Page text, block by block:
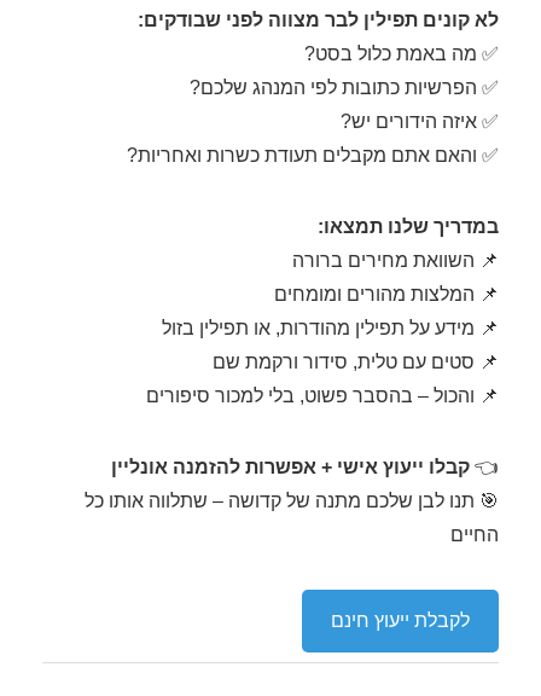
לא קונים תפילין לבר מצווה לפני שבודקים:
✅ מה באמת כלול בסט?
✅ הפרשיות כתובות לפי המנהג שלכם?
✅ איזה הידורים יש?
✅ והאם אתם מקבלים תעודת כשרות ואחריות?
במדריך שלנו תמצאו:
📌 השוואת מחירים ברורה
📌 המלצות מהורים ומומחים
📌 מידע על תפילין מהודרות, או תפילין בזול
📌 סטים עם טלית, סידור ורקמת שם
📌 והכול – בהסבר פשוט, בלי למכור סיפורים
👈 קבלו ייעוץ אישי + אפשרות להזמנה אונליין
🎯 תנו לבן שלכם מתנה של קדושה – שתלווה אותו כל
החיים
לקבלת ייעוץ חינם